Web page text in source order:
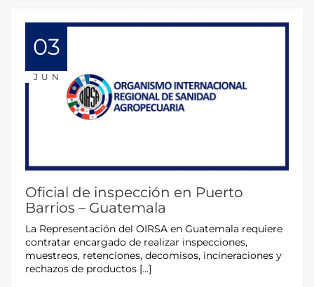
03
JUN
Oficial de inspección en Puerto
Barrios – Guatemala
La Representación del OIRSA en Guatemala requiere
contratar encargado de realizar inspecciones,
muestreos, retenciones, decomisos, incineraciones y
rechazos de productos […]